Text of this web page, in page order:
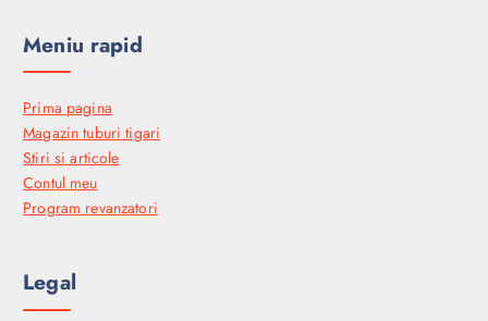
Meniu rapid
Prima pagina
Magazin tuburi tigari
Stiri si articole
Contul meu
Program revanzatori
Legal